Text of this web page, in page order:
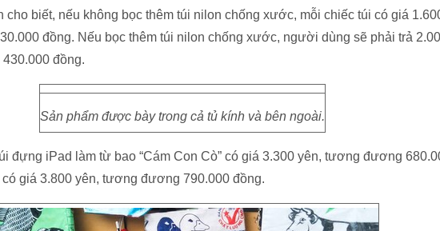
biết, nếu không bọc thêm túi nilon chống xước, mỗi chiếc túi có giá
đồng. Nếu bọc thêm túi nilon chống xước, người dùng sẽ phải trả
đồng.
Sản phẩm được bày trong cả tủ kính và bên ngoài.
đựng iPad làm từ bao “Cám Con Cò” có giá 3.300 yên, tương đương
giá 3.800 yên, tương đương 790.000 đồng.